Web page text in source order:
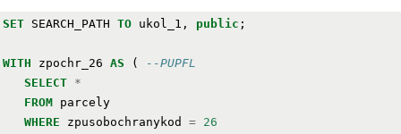
SET SEARCH_PATH TO ukol_1 , public ;
WITH zpochr_26 AS (
--PUPFL
SELECT *
FROM parcely
WHERE
zpusobochranykod = 26